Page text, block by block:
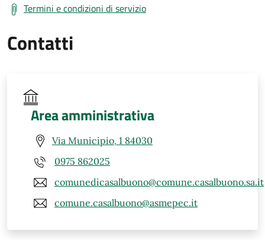
Termini e condizioni di servizio
Contatti
Area amministrativa
Via Municipio, 1 84030
0975 862025
comunedicasalbuono@comune.casalbuono.sa.it
comune.casalbuono@asmepec.it